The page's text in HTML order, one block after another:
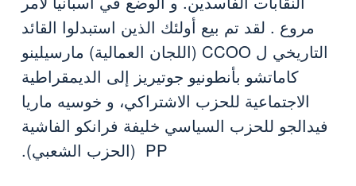
مروع . لقد تم بيع أولئك الذين استبدلوا القائد
التاريخي ل CCOO (اللجان العمالية) مارسيلينو
كاماتشو بأنطونيو جوتيريز إلى الديمقراطية
الاجتماعية للحزب الاشتراكي، و خوسيه ماريا
فيدالجو للحزب السياسي خليفة فرانكو الفاشية
PP (الحزب الشعبي).